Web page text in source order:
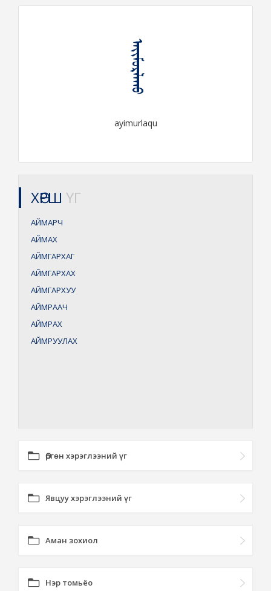
ᠠᠶᠢᠮᠤᠷᠯᠠᠬᠤ
ayimurlaqu
ХӨРШ ҮГ
АЙМАРЧ
АЙМАХ
АЙМГАРХАГ
АЙМГАРХАХ
АЙМГАРХУУ
АЙМРААЧ
АЙМРАХ
АЙМРУУЛАХ
Өргөн хэрэглээний үг
Явцуу хэрэглээний үг
Аман зохиол
Нэр томьёо